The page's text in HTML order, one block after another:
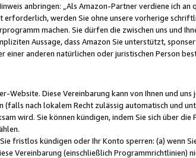
anbringen: „Als Amazon-Partner verdiene ich an
erforderlich, werden Sie ohne unsere vorherige
machen. Sie dürfen die zwischen uns und
Aussage, dass Amazon Sie unterstützt,
anderen natürlichen oder juristischen Person
Diese Vereinbarung kann von Ihnen und
nach lokalem Recht zulässig automatisch und
wird. Sie können kündigen, indem Sie sich über die
fristlos kündigen oder Ihr Konto sperren: (a) wenn
Vereinbarung (einschließlich Programmrichtlinien)